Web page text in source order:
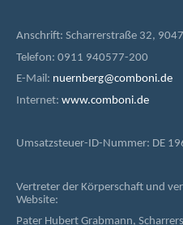
Anschrift: Scharrerstraße 32,
Telefon: 0911 940577-200
E-Mail: nuernberg@comboni.de
Internet: www.comboni.de
Umsatzsteuer-ID-Nummer: DE
Vertreter der Körperschaft und
Website:
Pater Hubert Grabmann,